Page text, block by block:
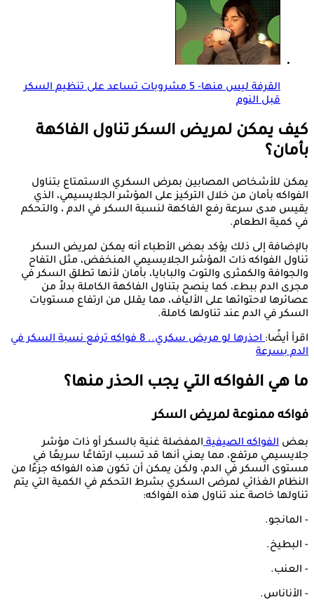
القرفة ليس منها- 5 مشروبات تساعد على تنظيم السكر
قبل النوم
كيف يمكن لمريض السكر تناول الفاكهة
بأمان؟
يمكن للأشخاص المصابين بمرض السكري الاستمتاع بتناول
الفواكه بأمان من خلال التركيز على المؤشر الجلايسيمي، الذي
يقيس مدى سرعة رفع الفاكهة لنسبة السكر في الدم ، والتحكم
في كمية الطعام.
بالإضافة إلى ذلك يؤكد بعض الأطباء أنه يمكن لمريض السكر
تناول الفواكه ذات المؤشر الجلايسيمي المنخفض، مثل التفاح
والجوافة والكمثرى والتوت والبابايا، بأمان لأنها تطلق السكر في
مجرى الدم ببطء، كما ينصح بتناول الفاكهة الكاملة بدلاً من
عصائرها لاحتوائها على الألياف، مما يقلل من ارتفاع مستويات
السكر في الدم عند تناولها كاملة.
اقرأ أيضًا:
احذرها لو مريض سكري.. 8 فواكه ترفع نسبة السكر في
الدم بسرعة
ما هي الفواكه التي يجب الحذر منها؟
فواكه ممنوعة لمريض السكر
بعض الفواكه الصيفيةالمفضلة غنية بالسكر أو ذات مؤشر
جلايسيمي مرتفع، مما يعني أنها قد تسبب ارتفاعًا سريعًا في
مستوى السكر في الدم، ولكن يمكن أن تكون هذه الفواكه جزءًا من
النظام الغذائي لمرضى السكري بشرط التحكم في الكمية التي يتم
تناولها خاصة عند تناول هذه الفواكه:
- المانجو.
- البطيخ.
- العنب.
- الأناناس.